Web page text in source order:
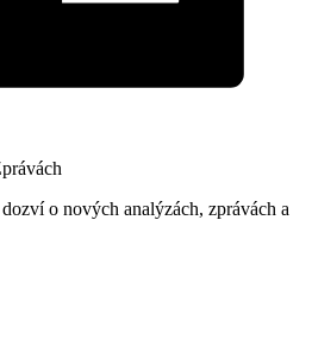
o nových analýzách, zprávách a